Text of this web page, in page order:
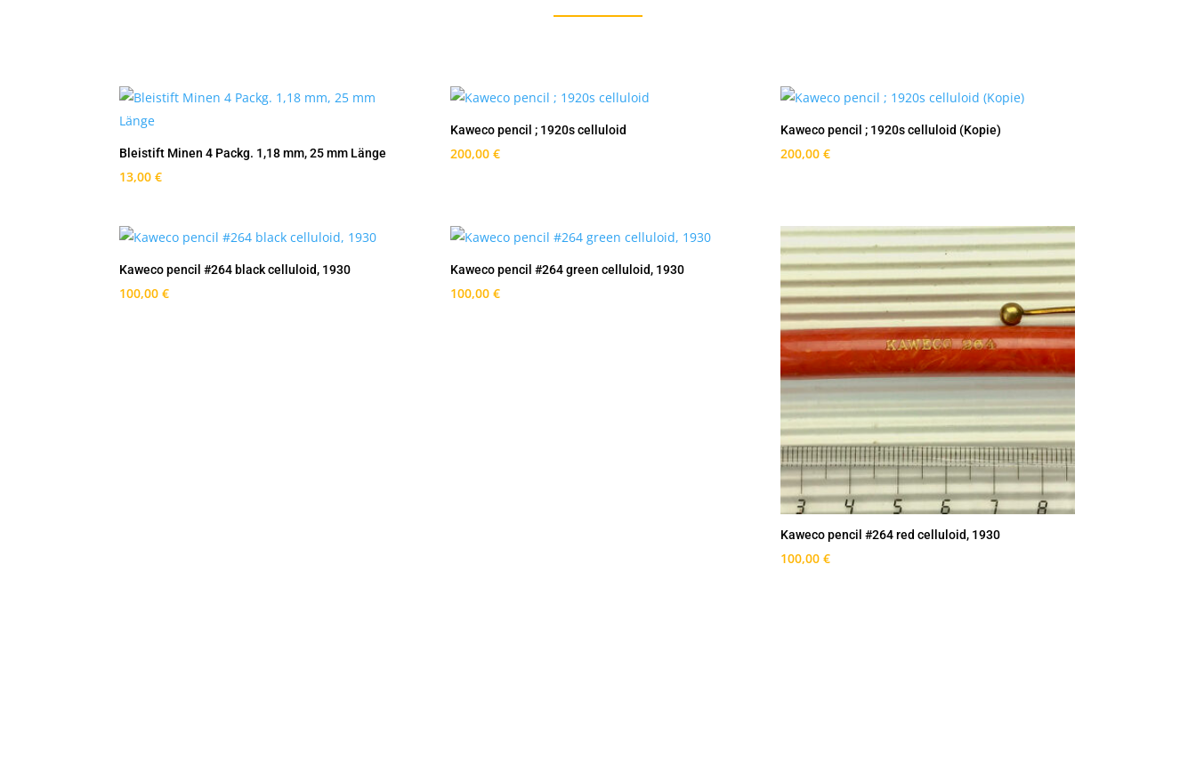
Bleistift Minen 4 Packg. 1,18 mm, 25 mm Länge
13,00€
Kaweco pencil ; 1920s celluloid
200,00 €
Kaweco pencil ; 1920s celluloid (Kopie)
200,00€
Kaweco pencil #264 black celluloid, 1930
100,00€
Kaweco pencil #264 green celluloid, 1930
100,00 €
Kaweco pencil #264 red celluloid, 1930
100,00€